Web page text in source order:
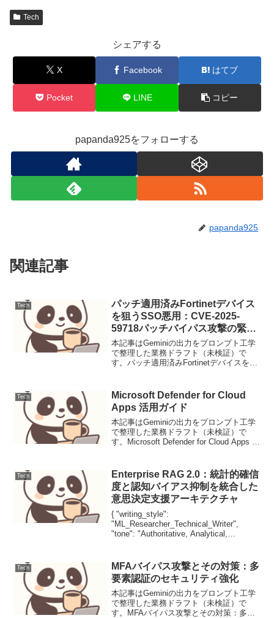
Tech
シェアする
X Facebook はてブ
Pocket LINE コピー
papanda925をフォローする
papanda925
関連記事
Tech
パッチ適用済みFortinetデバイス
を狙うSSO悪用：CVE-2025-
59718パッチバイパス攻撃の緊急
対策
本記事はGeminiの出力をプロンプト工学
で整理した業務ドラフト（未検証）で
す。パッチ適用済みFortinetデバイスを狙
景】本稿は、Fortinet F...
Tech
Microsoft Defender for Cloud
Apps 活用ガイド
本記事はGeminiの出力をプロンプト工学
で整理した業務ドラフト（未検証）で
す。Microsoft Defender for Cloud Apps 活
Tech
Enterprise RAG 2.0：統計的確信
度と認知バイアス抑制を統合した
意思決定支援アーキテクチャ
{ "writing_style":
"ML_Researcher_Technical_Writer",
"tone": "Authoritative, Analytical,
Tech
MFAバイパス攻撃とその対策：多
要素認証のセキュリティ強化
本記事はGeminiの出力をプロンプト工学
で整理した業務ドラフト（未検証）で
す。MFAバイパス攻撃とその対策：多要